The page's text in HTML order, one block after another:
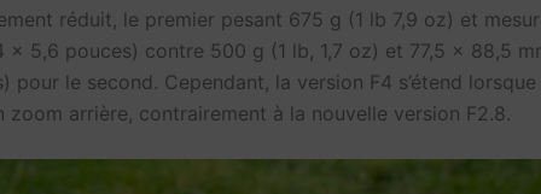
réduit, le premier pesant 675 g (1 lb 7,9 oz) et
x 5,6 pouces) contre 500 g (1 lb, 1,7 oz) et 77,5 x 88,5
pour le second. Cependant, la version F4 s’étend
zoom arrière, contrairement à la nouvelle version F2.8.